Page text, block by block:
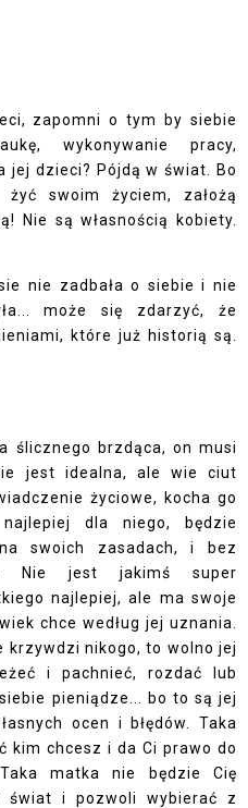
zapomni o tym by siebie
wykonywanie pracy,
jej dzieci? Pójdą w świat. Bo
swoim życiem, założą
Nie są własnością kobiety.
nie zadbała o siebie i nie
może się zdarzyć, że
które już historią są.
ślicznego brzdąca, on musi
jest idealna, ale wie ciut
życiowe, kocha go
dla niego, będzie
swoich zasadach, i bez
Nie jest jakimś super
najlepiej, ale ma swoje
chce według jej uznania.
krzywdzi nikogo, to wolno jej
i pachnieć, rozdać lub
pieniądze... bo to są jej
ocen i błędów. Taka
kim chcesz i da Ci prawo do
matka nie będzie Cię
świat i pozwoli wybierać z